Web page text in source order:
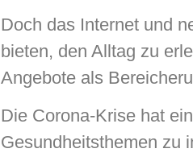
Doch das Internet und
bieten, den Alltag zu
Angebote als
Die Corona-Krise hat
Gesundheitsthemen zu